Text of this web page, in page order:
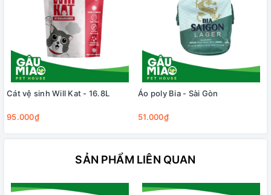
Cát vệ sinh Will Kat - 16.8L
95.000₫
Áo poly Bia - Sài Gòn
51.000₫
SẢN PHẨM LIÊN QUAN